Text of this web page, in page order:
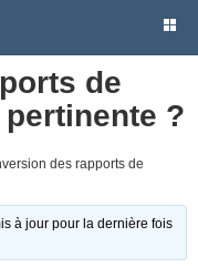
de
?
des rapports de
à jour pour la dernière fois